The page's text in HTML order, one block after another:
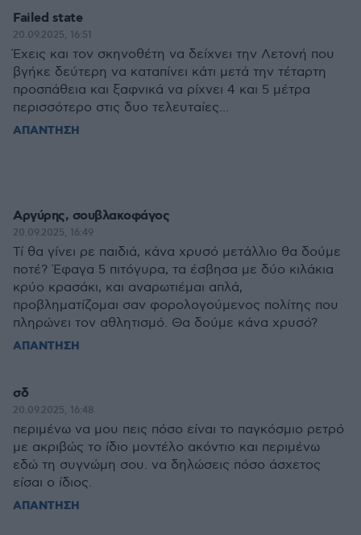
Failed state
20.09.2025, 16:51
Έχεις και τον σκηνοθέτη να δείχνει την Λετονή που
βγήκε δεύτερη να καταπίνει κάτι μετά την τέταρτη
προσπάθεια και ξαφνικά να ρίχνει 4 και 5 μέτρα
περισσότερο στις δυο τελευταίες...
ΑΠΑΝΤΗΣΗ
Αργύρης, σουβλακοφάγος
20.09.2025, 16:49
Τί θα γίνει ρε παιδιά, κάνα χρυσό μετάλλιο θα δούμε
ποτέ? Έφαγα 5 πιτόγυρα, τα έσβησα με δύο κιλάκια
κρύο κρασάκι, και αναρωτιέμαι απλά,
προβληματίζομαι σαν φορολογούμενος πολίτης που
πληρώνει τον αθλητισμό. Θα δούμε κάνα χρυσό?
ΑΠΑΝΤΗΣΗ
σδ
20.09.2025, 16:48
περιμένω να μου πεις πόσο είναι το παγκόσμιο ρετρό
με ακριβώς το ίδιο μοντέλο ακόντιο και περιμένω
εδώ τη συγνώμη σου. να δηλώσεις πόσο άσχετος
είσαι ο ίδιος.
ΑΠΑΝΤΗΣΗ